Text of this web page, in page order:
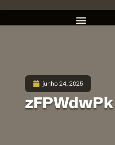
junho 24, 2025
zFPWdwPk